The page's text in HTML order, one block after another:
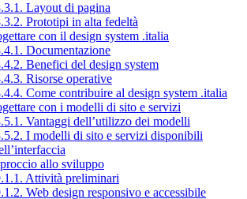
Layout di pagina
Prototipi in alta fedeltà
con il design system .italia
Documentazione
Benefici del design system
Risorse operative
Come contribuire al design system .italia
con i modelli di sito e servizi
Vantaggi dell’utilizzo dei modelli
I modelli di sito e servizi disponibili
allo sviluppo
Attività preliminari
Web design responsivo e accessibile